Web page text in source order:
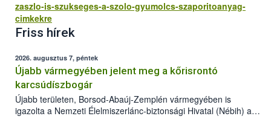
zaszlo-is-szukseges-a-szolo-gyumolcs-szaporitoanyag-
cimkekre
Friss hírek
2026. augusztus 7, péntek
Újabb vármegyében jelent meg a kőrisrontó
karcsúdíszbogár
Újabb területen, Borsod-Abaúj-Zemplén vármegyében is
igazolta a Nemzeti Élelmiszerlánc-biztonsági Hivatal (Nébih) a